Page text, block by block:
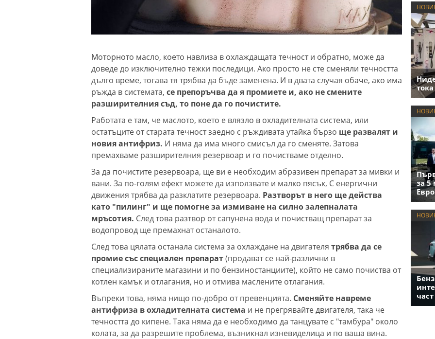
Моторното масло, което навлиза в охлаждащата течност и обратно, може да
доведе до изключително тежки последици. Ако просто не сте сменяли течността
дълго време, тогава тя трябва да бъде заменена. И в двата случая обаче, ако има
ръжда в системата, се препоръчва да я промиете и, ако не смените
разширителния съд, то поне да го почистите.
Работата е там, че маслото, което е влязло в охладителната система, или
остатъците от старата течност заедно с ръждивата утайка бързо ще развалят и
новия антифриз. И няма да има много смисъл да го сменяте. Затова
премахваме разширителния резервоар и го почистваме отделно.
За да почистите резервоара, ще ви е необходим абразивен препарат за мивки и
вани. За по-голям ефект можете да използвате и малко пясък, С енергични
движения трябва да разклатите резервоара. Разтворът в него ще действа
като "пилинг" и ще помогне за измиване на силно залепналата
мръсотия. След това разтвор от сапунена вода и почистващ препарат за
водопровод ще премахнат останалото.
След това цялата останала система за охлаждане на двигателя трябва да се
промие със специален препарат(продават се най-различни в
специализираните магазини и по бензиностанциите), който не само почиства от
котлен камък и отлагания, но и отмива маслените отлагания.
Въпреки това, няма нищо по-добро от превенцията. Сменяйте навреме
антифриза в охладителната система и не прегрявайте двигателя, така че
течността до кипене. Така няма да е необходимо да танцувате с "тамбура" около
колата, за да разрешите проблема, възникнал изневиделица и по ваша вина.
за 5
част